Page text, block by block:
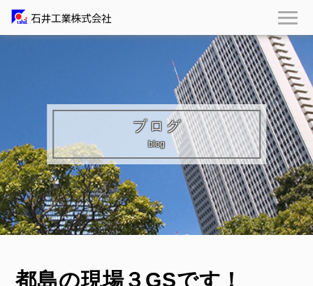
ブログ
blog
都島の現場３GSです！